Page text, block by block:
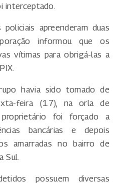
interceptado.
apreenderam duas
informou que os
vítimas para obrigá-las a
havia sido tomado de
feira (17), na orla de
foi forçado a
bancárias e depois
amarradas no bairro de
Sul.
possuem diversas